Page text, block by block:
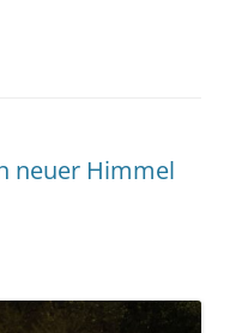
neuer Himmel